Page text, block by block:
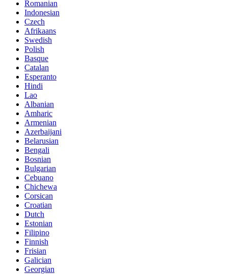
Romanian
Indonesian
Czech
Afrikaans
Swedish
Polish
Basque
Catalan
Esperanto
Hindi
Lao
Albanian
Amharic
Armenian
Azerbaijani
Belarusian
Bengali
Bosnian
Bulgarian
Cebuano
Chichewa
Corsican
Croatian
Dutch
Estonian
Filipino
Finnish
Frisian
Galician
Georgian